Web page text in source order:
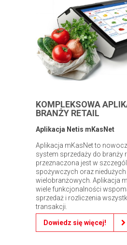
KOMPLEKSOWA
BRANŻY RETAIL
Aplikacja Netis mKasNet
Aplikacja mKasNet to
system sprzedaży do branży
przeznaczona jest w
spożywczych oraz
wielobranżowych. Aplikacja
wiele funkcjonalności
sprzedaż i rozliczenia
transakcji.
Dowiedz się więcej!